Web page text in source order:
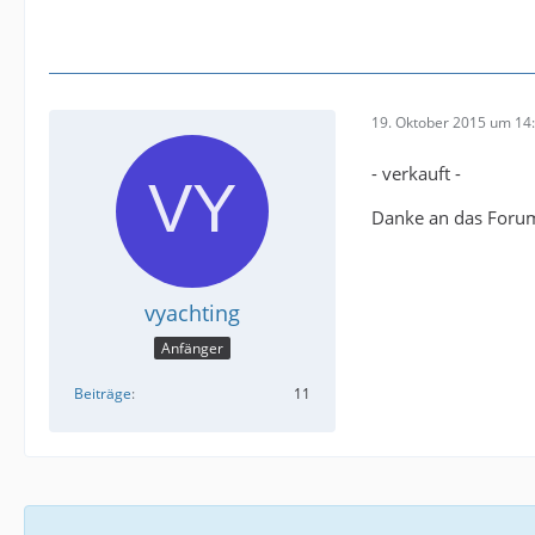
vyachting
Anfänger
Beiträge 11
19. Oktober 2015 um
- verkauft -
Danke an das